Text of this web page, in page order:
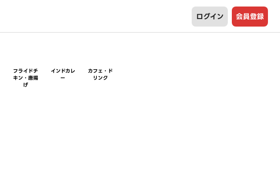
ログイン 会員登録
フライドチ
キン・唐揚
げ
インドカレ
ー
カフェ・ド
リンク